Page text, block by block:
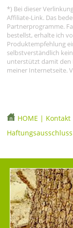
*) Bei dieser
Affiliate-Link. Das
Partnerprogramme.
bestellst, erhalte ich
Produktempfehlung
selbstverständlich
unterstützt damit den
meiner Internetseite.
HOME | Kontakt
Haftungsausschluss